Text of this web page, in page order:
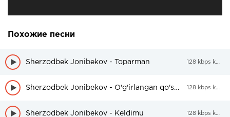
Похожие песни
Sherzodbek Jonibekov - Toparman 128 kbps kbps
Sherzodbek Jonibekov - O'g'irlangan qo'shiq 128 kbps kbps
Sherzodbek Jonibekov - Keldimu 128 kbps kbps